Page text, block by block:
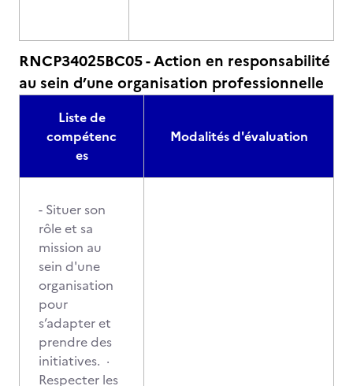
RNCP34025BC05 - Action en responsabilité
au sein d’une organisation professionnelle
Liste de
compétenc
es
Modalités d'évaluation
- Situer son
rôle et sa
mission au
sein d'une
organisation
pour
s’adapter et
prendre des
initiatives. ·
Respecter les